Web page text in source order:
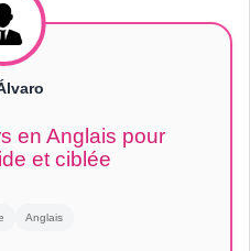
en Anglais pour
et ciblée
Anglais